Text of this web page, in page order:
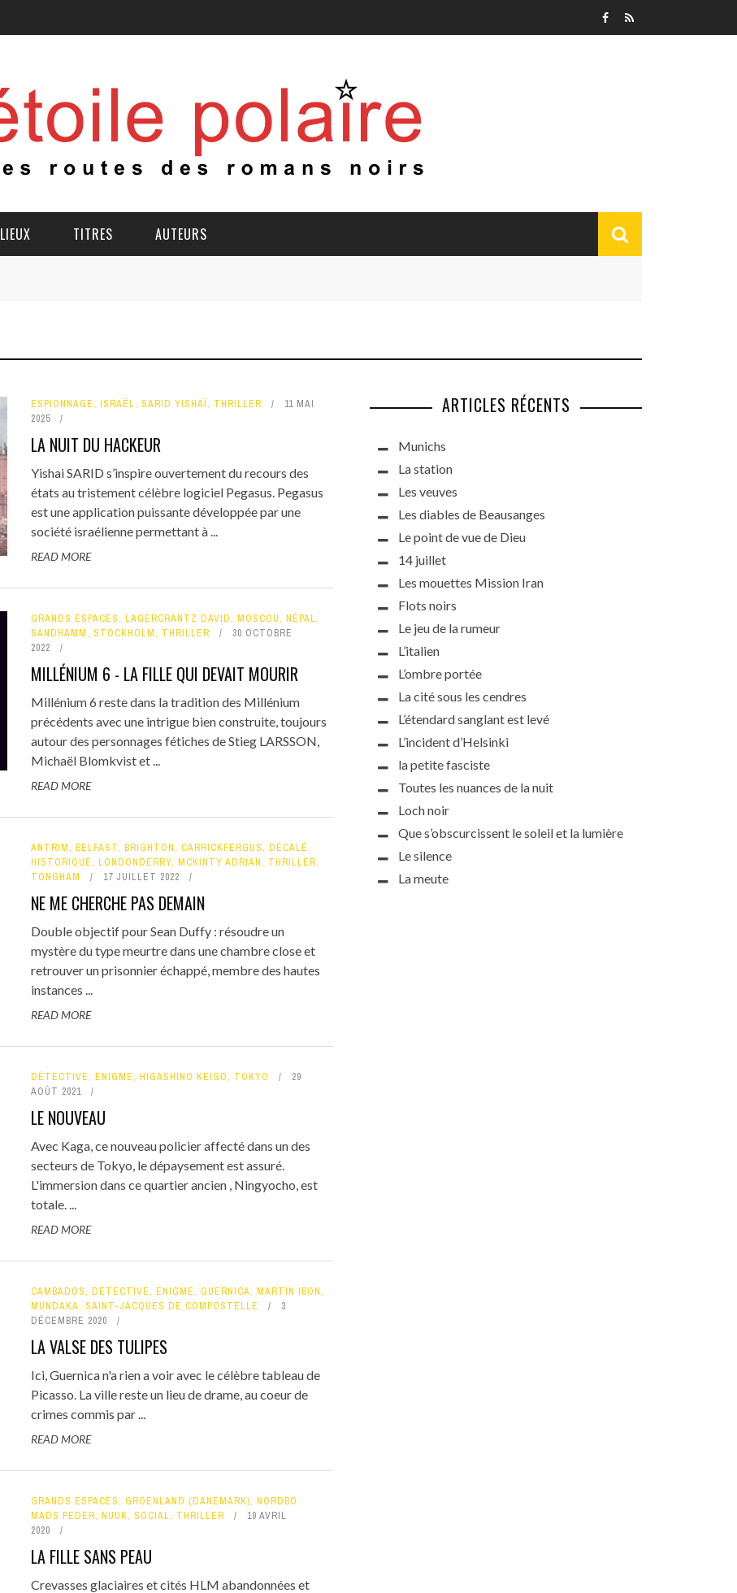
LIEUX TITRES AUTEURS
ESPIONNAGE, ISRAËL, SARID YISHAÏ, THRILLER
11 MAI
2025
LA NUIT DU HACKEUR
Yishai SARID s’inspire ouvertement du recours des
états au tristement célèbre logiciel Pegasus. Pegasus
est une application puissante développée par une
société israélienne permettant à ...
READ MORE
GRANDS ESPACES, LAGERCRANTZ DAVID, MOSCOU, NÉPAL,
SANDHAMM, STOCKHOLM, THRILLER
30 OCTOBRE
2022
MILLÉNIUM 6 - LA FILLE QUI DEVAIT MOURIR
Millénium 6 reste dans la tradition des Millénium
précédents avec une intrigue bien construite, toujours
autour des personnages fétiches de Stieg LARSSON,
Michaël Blomkvist et ...
READ MORE
ANTRIM, BELFAST, BRIGHTON, CARRICKFERGUS, DÉCALÉ,
HISTORIQUE, LONDONDERRY, MCKINTY ADRIAN, THRILLER,
TONGHAM
17 JUILLET 2022
NE ME CHERCHE PAS DEMAIN
Double objectif pour Sean Duffy : résoudre un
mystère du type meurtre dans une chambre close et
retrouver un prisonnier échappé, membre des hautes
instances ...
READ MORE
DÉTECTIVE, ENIGME, HIGASHINO KEIGO, TOKYO
29
AOÛT 2021
LE NOUVEAU
Avec Kaga, ce nouveau policier affecté dans un des
secteurs de Tokyo, le dépaysement est assuré.
L'immersion dans ce quartier ancien , Ningyocho, est
totale. ...
READ MORE
CAMBADOS, DÉTECTIVE, ENIGME, GUERNICA, MARTIN IBON,
MUNDAKA, SAINT-JACQUES DE COMPOSTELLE
3
DÉCEMBRE 2020
LA VALSE DES TULIPES
Ici, Guernica n'a rien a voir avec le célèbre tableau de
Picasso. La ville reste un lieu de drame, au coeur de
crimes commis par ...
READ MORE
GRANDS ESPACES, GROENLAND (DANEMARK), NORDBO
MADS PEDER, NUUK, SOCIAL, THRILLER
19 AVRIL
2020
LA FILLE SANS PEAU
Crevasses glaciaires et cités HLM abandonnées et
ARTICLES RÉCENTS
Munichs
La station
Les veuves
Les diables de Beausanges
Le point de vue de Dieu
14 juillet
Les mouettes Mission Iran
Flots noirs
Le jeu de la rumeur
L’italien
L’ombre portée
La cité sous les cendres
L’étendard sanglant est levé
L’incident d’Helsinki
la petite fasciste
Toutes les nuances de la nuit
Loch noir
Que s’obscurcissent le soleil et la lumière
Le silence
La meute